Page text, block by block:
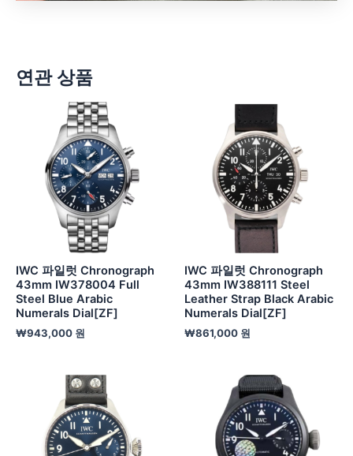
연관 상품
IWC 파일럿 Chronograph
43mm IW378004 Full
Steel Blue Arabic
Numerals Dial[ZF]
₩943,000 원
IWC 파일럿 Chronograph
43mm IW388111 Steel
Leather Strap Black Arabic
Numerals Dial[ZF]
₩861,000 원